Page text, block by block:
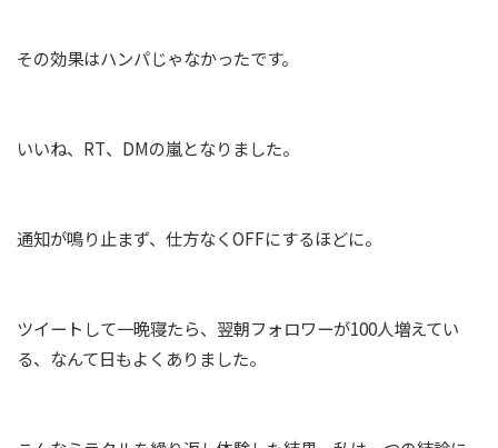
その効果はハンパじゃなかったです。
いいね、RT、DMの嵐となりました。
通知が鳴り止まず、仕方なくOFFにするほどに。
ツイートして一晩寝たら、翌朝フォロワーが100人増えてい
る、なんて日もよくありました。